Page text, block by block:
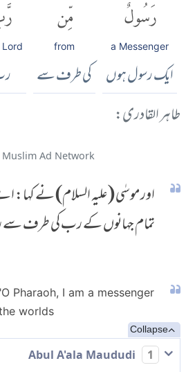
رَسُولٌ
a Messenger
ایک رسول ہوں
مِّن
from
کی طرف سے
طاہر القادری:
Muslim Ad Network
اور موسٰی (علیہ السلام) نے
تمام جہانوں کے رب کی طرف
Pharaoh, I am a messenger
worlds
Collapse
1